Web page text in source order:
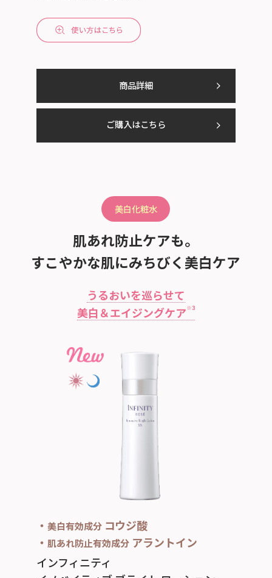
商品詳細
ご購入はこちら
美白化粧水
肌あれ防止ケアも。
すこやかな肌にみちびく美白ケア
うるおいを巡らせて
美白＆エイジングケア ※3
・ 美白有効成分コウジ酸
・ 肌あれ防止有効成分アラントイン
インフィニティ